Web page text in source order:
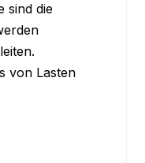
sind die
von Lasten